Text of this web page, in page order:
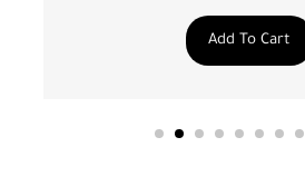
Add To Cart